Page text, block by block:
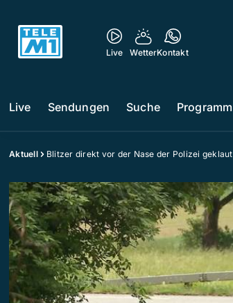
Live WetterKontakt
Live Sendungen Suche Programm
Aktuell Blitzer direkt vor der Nase der Polizei geklaut